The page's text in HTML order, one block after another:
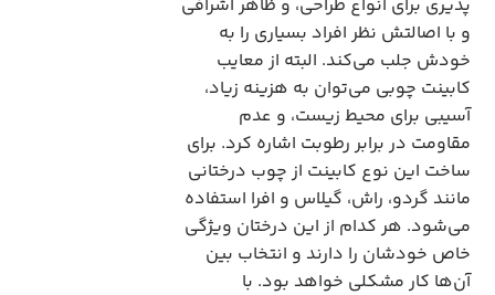
پذیری برای انواع طراحی، و ظاهر اشرافی
و با اصالتش نظر افراد بسیاری را به
خودش جلب می‌کند. البته از معایب
کابینت چوبی می‌توان به هزینه زیاد،
آسیبی برای محیط زیست، و عدم
مقاومت در برابر رطوبت اشاره کرد. برای
ساخت این نوع کابینت از چوب درختانی
مانند گردو، راش، گیلاس و افرا استفاده
می‌شود. هر کدام از این درختان ویژگی
خاص خودشان را دارند و انتخاب بین
آن‌ها کار مشکلی خواهد بود. با